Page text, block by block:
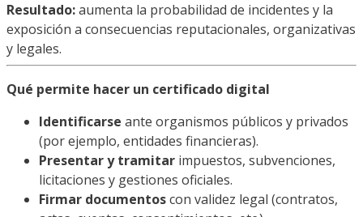
Resultado:aumenta la probabilidad de incidentes y la
exposición a consecuencias reputacionales, organizativas
y legales.
Qué permite hacer un certificado digital
Identificarse ante organismos públicos y privados
(por ejemplo, entidades financieras).
Presentar y tramitar impuestos, subvenciones,
licitaciones y gestiones oficiales.
Firmar documentoscon validez legal (contratos,